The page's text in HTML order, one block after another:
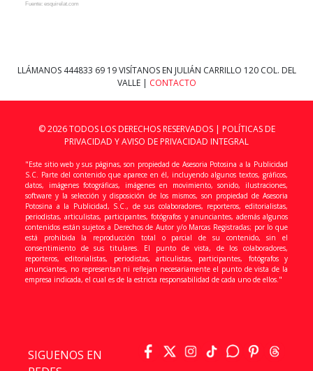
Fuente: esquirelat.com
LLÁMANOS 444833 69 19VISÍTANOS EN JULIÁN CARRILLO 120 COL. DEL
VALLE | CONTACTO
© 2026 TODOS LOS DERECHOS RESERVADOS | POLÍTICAS DE
PRIVACIDAD Y AVISO DE PRIVACIDAD INTEGRAL
"Este sitio web y sus páginas, son propiedad de Asesoria Potosina a la Publicidad
S.C. Parte del contenido que aparece en él, incluyendo algunos textos, gráficos,
datos, imágenes fotográficas, imágenes en movimiento, sonido, ilustraciones,
software y la selección y disposición de los mismos, son propiedad de Asesoria
Potosina a la Publicidad, S.C., de sus colaboradores, reporteros, editorialistas,
periodistas, articulistas, participantes, fotógrafos y anunciantes, además algunos
contenidos están sujetos a Derechos de Autor y/o Marcas Registradas; por lo que
está prohibida la reproducción total o parcial de su contenido, sin el
consentimiento de sus titulares. El punto de vista, de los colaboradores,
reporteros, editorialistas, periodistas, articulistas, participantes, fotógrafos y
anunciantes, no representan ni reflejan necesariamente el punto de vista de la
empresa indicada, el cual es de la estricta responsabilidad de cada uno de ellos."
SIGUENOS EN